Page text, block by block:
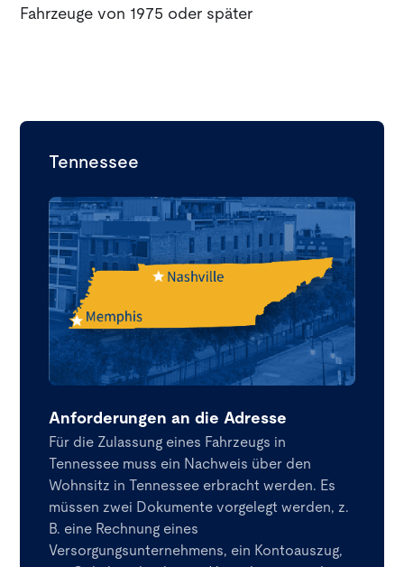
Tennessee
Anforderungen an die Adresse
Für die Zulassung eines Fahrzeugs in
Tennessee muss ein Nachweis über den
Wohnsitz in Tennessee erbracht werden. Es
müssen zwei Dokumente vorgelegt werden, z.
B. eine Rechnung eines
Versorgungsunternehmens, ein Kontoauszug,
Fahrzeuge von 1975 oder später